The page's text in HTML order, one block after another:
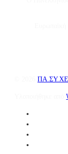
© 2026
Υλοποιήθηκε από